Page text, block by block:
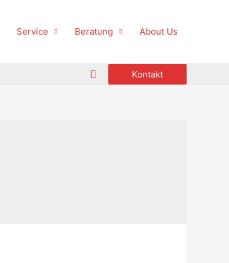
Service Beratung About Us
Suche Kontakt